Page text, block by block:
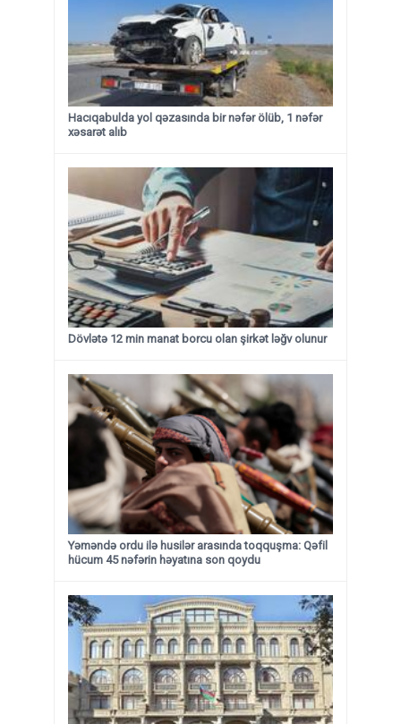
Hacıqabulda yol qəzasında bir nəfər ölüb, 1 nəfər
xəsarət alıb
Dövlətə 12 min manat borcu olan şirkət ləğv olunur
Yəməndə ordu ilə husilər arasında toqquşma: Qəfil
hücum 45 nəfərin həyatına son qoydu